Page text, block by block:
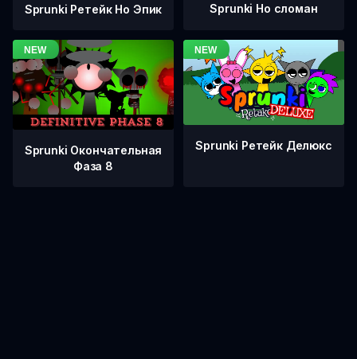
Sprunki Ретейк Но Эпик Sprunki Но сломан
Sprunki Окончательная
Фаза 8
Sprunki Ретейк Делюкс